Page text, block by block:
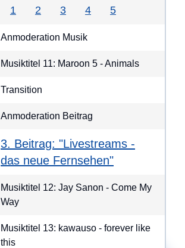
1 2 3 4 5
Anmoderation Musik
Musiktitel 11: Maroon 5 - Animals
Transition
Anmoderation Beitrag
3. Beitrag: "Livestreams -
das neue Fernsehen"
Musiktitel 12: Jay Sanon - Come My
Way
Musiktitel 13: kawauso - forever like
this